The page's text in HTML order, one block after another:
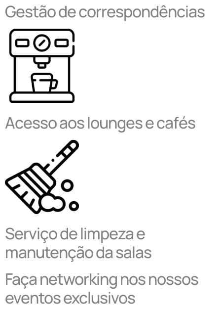
Gestão de correspondências
Acesso aos lounges e cafés
Serviço de limpeza e
manutenção da salas
Faça networking nos nossos
eventos exclusivos